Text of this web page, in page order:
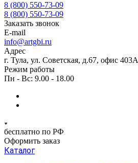
8 (800) 550-73-09
8 (800) 550-73-09
Заказать звонок
E-mail
info@artgbi.ru
Адрес
г. Тула, ул. Советская, д.67, офис 403А
Режим работы
Пн - Вс: 9.00 - 18.00
бесплатно по РФ
Оформить заказ
Каталог